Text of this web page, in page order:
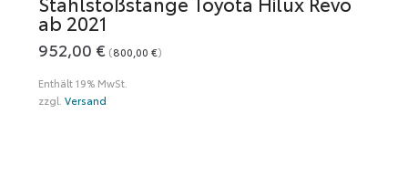
ab 2021
952,00 € (800,00 €)
Enthält 19% MwSt.
zzgl. Versand